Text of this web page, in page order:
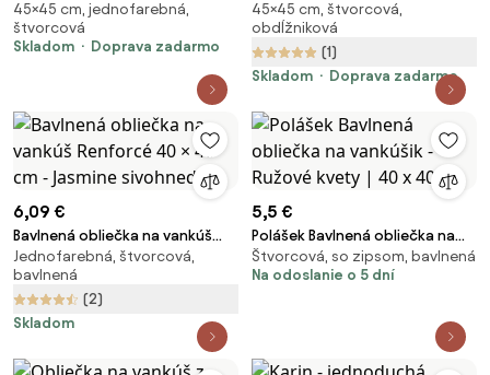
CALINO 45x45 cm, hnedo
oranžové
45×45 cm, jednofarebná,
štvorcová
Skladom
Doprava zadarmo
mikrovlákna FLORAMA 45x45
cm, biela
45×45 cm, štvorcová,
obdĺžniková
(1)
Skladom
Doprava zadarmo
6,09 €
Bavlnená obliečka na vankúš
Renforcé 40 × 40 cm - Jasmine
sivohnedá
Jednofarebná, štvorcová,
bavlnená
(2)
Skladom
5,5 €
Polášek Bavlnená obliečka na
vankúšik - Ružové kvety | 40 x
40 cm
Štvorcová, so zipsom, bavlnená
Na odoslanie o 5 dní